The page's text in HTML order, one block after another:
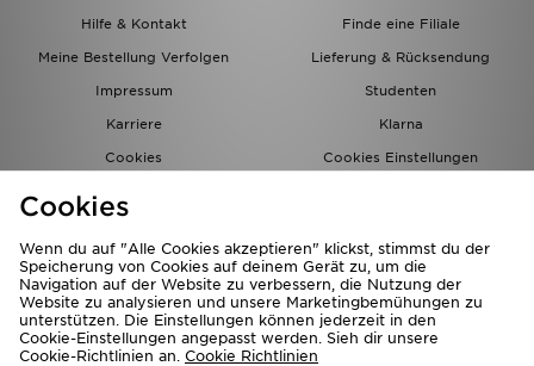
Hilfe & Kontakt
Finde eine Filiale
Meine Bestellung Verfolgen
Lieferung & Rücksendung
Impressum
Studenten
Karriere
Klarna
Cookies
Cookies Einstellungen
Cookies
Wenn du auf "Alle Cookies akzeptieren" klickst, stimmst du der
Speicherung von Cookies auf deinem Gerät zu, um die
Navigation auf der Website zu verbessern, die Nutzung der
Website zu analysieren und unsere Marketingbemühungen zu
unterstützen. Die Einstellungen können jederzeit in den
Cookie-Einstellungen angepasst werden. Sieh dir unsere
Cookie-Richtlinien an. Cookie Richtlinien